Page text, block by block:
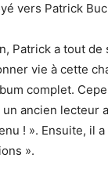
vers Patrick
Patrick a tout
vie à cette
complet.
ancien lecteur
! ». Ensuite, il
».